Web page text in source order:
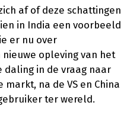
af of deze schattingen
in India een voorbeeld
er nu over
opleving van het
daling in de vraag naar
na de VS en China
ter wereld.